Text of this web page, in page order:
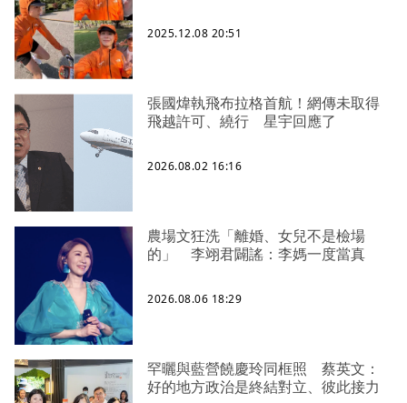
2025.12.08 20:51
張國煒執飛布拉格首航！網傳未取得
飛越許可、繞行 星宇回應了
2026.08.02 16:16
農場文狂洗「離婚、女兒不是檢場
的」 李翊君闢謠：李媽一度當真
2026.08.06 18:29
罕曬與藍營饒慶玲同框照 蔡英文：
好的地方政治是終結對立、彼此接力